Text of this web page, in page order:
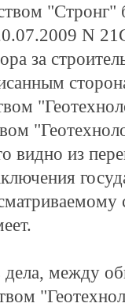
"Стронг"
N
за
видно из
дела, между